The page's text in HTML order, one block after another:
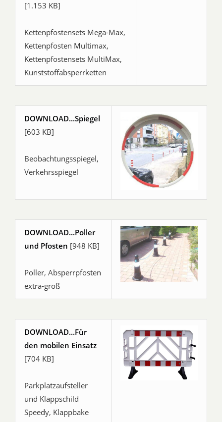
[1.153 KB]
Kettenpfostensets Mega-Max,
Kettenpfosten Multimax,
Kettenpfostensets MultiMax,
Kunststoffabsperrketten
DOWNLOAD...Spiegel
[603 KB]
Beobachtungsspiegel,
Verkehrsspiegel
DOWNLOAD...Poller
und Pfosten [948 KB]
Poller, Absperrpfosten
extra-groß
DOWNLOAD...Für
den mobilen Einsatz
[704 KB]
Parkplatzaufsteller
und Klappschild
Speedy, Klappbake